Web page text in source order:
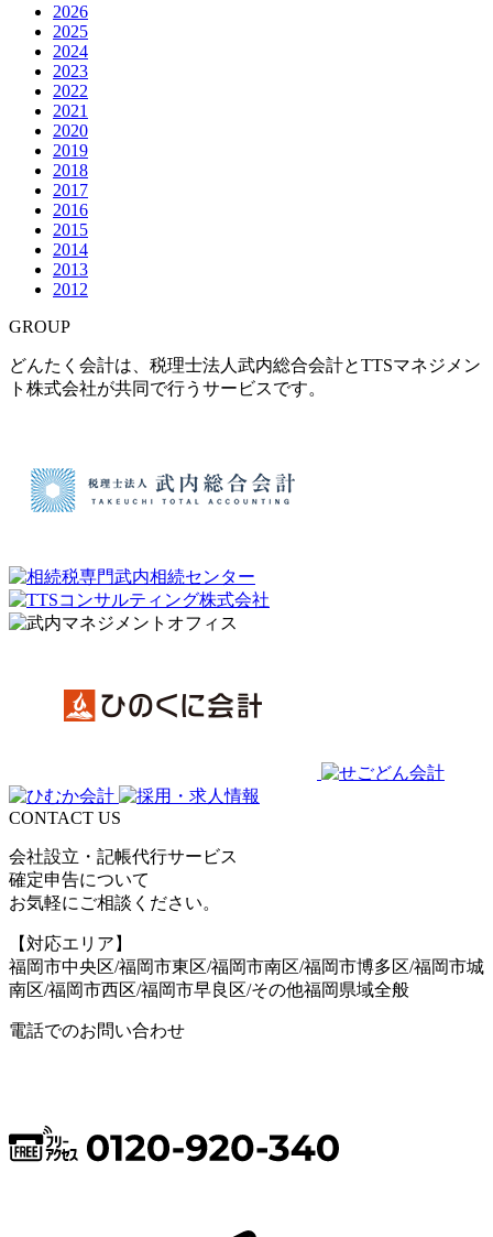
2026
2025
2024
2023
2022
2021
2020
2019
2018
2017
2016
2015
2014
2013
2012
GROUP
どんたく会計は、税理士法人武内総合会計とTTSマネジメン
ト株式会社が共同で行うサービスです。
CONTACT US
会社設立・記帳代行サービス
確定申告について
お気軽にご相談ください。
【対応エリア】
福岡市中央区/福岡市東区/福岡市南区/福岡市博多区/福岡市城
南区/福岡市西区/福岡市早良区/その他福岡県域全般
電話でのお問い合わせ